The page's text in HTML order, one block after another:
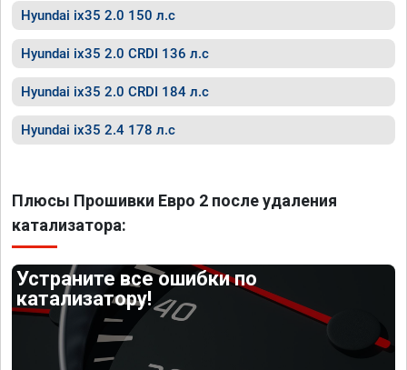
Hyundai ix35 2.0 150 л.с
Hyundai ix35 2.0 CRDI 136 л.с
Hyundai ix35 2.0 CRDI 184 л.с
Hyundai ix35 2.4 178 л.с
Плюсы Прошивки Евро 2 после удаления
катализатора:
Устраните все ошибки по
катализатору!